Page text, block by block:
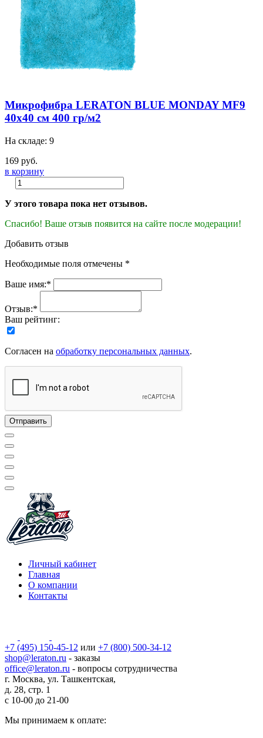
Микрофибра LERATON BLUE MONDAY MF9
40x40 см 400 гр/м2
На складе: 9
169 руб.
в корзину
У этого товара пока нет отзывов.
Спасибо! Ваше отзыв появится на сайте после модерации!
Добавить отзыв
Необходимые поля отмечены *
Ваше имя:*
Отзыв:*
Ваш рейтинг:
Согласен на обработку персональных данных.
Личный кабинет
Главная
О компании
Контакты
+7 (495) 150-45-12 или +7 (800) 500-34-12
shop@leraton.ru - заказы
office@leraton.ru - вопросы сотрудничества
г. Москва, ул. Ташкентская,
д. 28, стр. 1
с 10-00 до 21-00
Мы принимаем к оплате: